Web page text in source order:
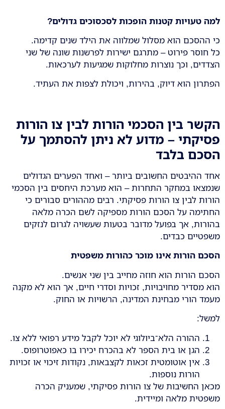
למה טעויות קטנות הופכות לסכסוכים גדולים?
כי ההסכם הוא מסלול שמלווה את הילד שנים קדימה.
כל חוסר פירוט – מתרגם ישירות לפרשנות שונה של שני
הצדדים, וכך נוצרות מחלוקות שמגיעות לערכאות.
הפתרון הוא דיוק, בהירות, ויכולת לצפות את העתיד.
הקשר בין הסכמי הורות לבין צו הורות
פסיקתי – מדוע לא ניתן להסתמך על
הסכם בלבד
אחד ההיבטים החשובים ביותר – ואחד הפערים הגדולים
שנמצאו במחקר התחרות – הוא מערכת היחסים בין הסכמי
הורות לבין צו הורות פסיקתי. רבים מההורים סבורים כי
החתימה על הסכם הורות מספיקה לשם הכרה מלאה
בהורות, אך בפועל מדובר בטעות שעשויה לגרום לנזקים
משפטיים כבדים.
הסכם הורות אינו מוכר כהורות משפטית
הסכם הורות הוא חוזה מחייב בין שני אנשים.
הוא מסדיר מחויבויות, זכויות וסדרי חיים, אך הוא לא מקנה
מעמד הורי מבחינת המדינה, הרשויות או החוק.
למשל:
ההורה הלא־ביולוגי לא יוכל לקבל מידע רפואי ללא צו.
הגן או בית הספר לא בהכרח יכירו בו כאפוטרופוס.
אין אוטומטית זכאות לקצבאות, נקודות זיכוי או זכויות
הורות נוספות.
מכאן החשיבות של צו הורות פסיקתי, שמעניק הכרה
משפטית מלאה ומיידית.